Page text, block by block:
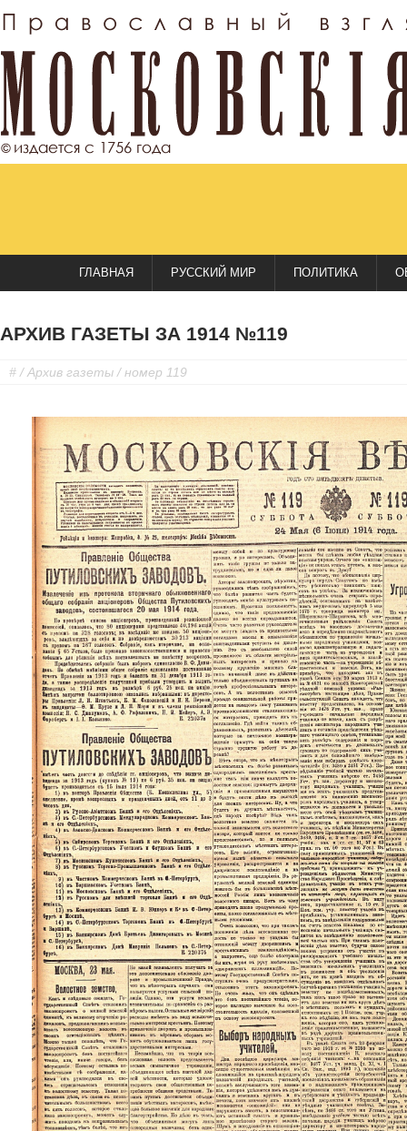
ГЛАВНАЯ РУССКИЙ МИР ПОЛИТИКА
АРХИВ ГАЗЕТЫ ЗА 1914 №119
# /Архив газеты / номер 119